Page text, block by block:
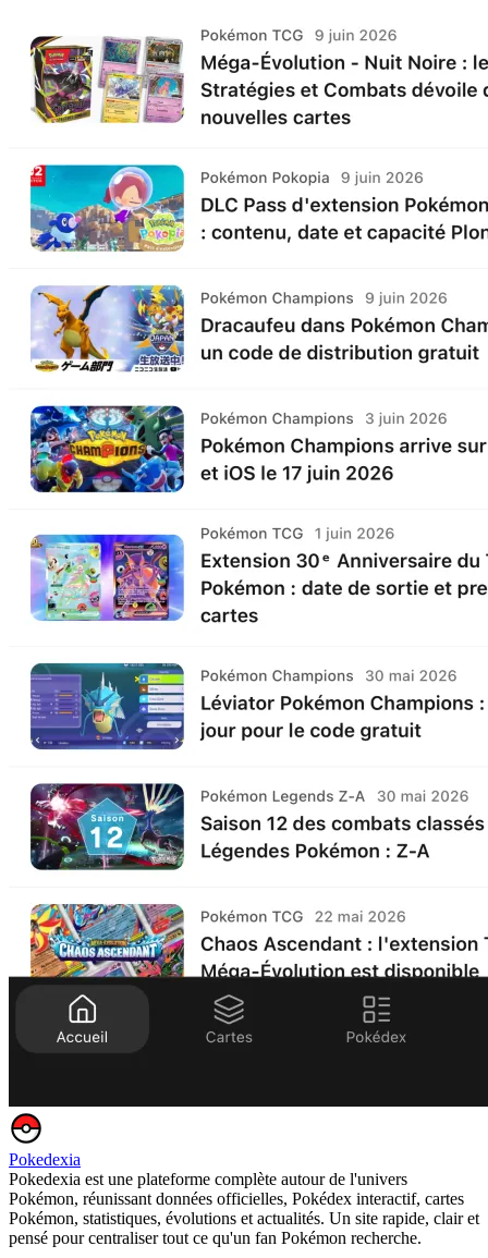
Pokedexia
Pokedexia est une plateforme complète autour de l'univers
Pokémon, réunissant données officielles, Pokédex interactif, cartes
Pokémon, statistiques, évolutions et actualités. Un site rapide, clair et
pensé pour centraliser tout ce qu'un fan Pokémon recherche.